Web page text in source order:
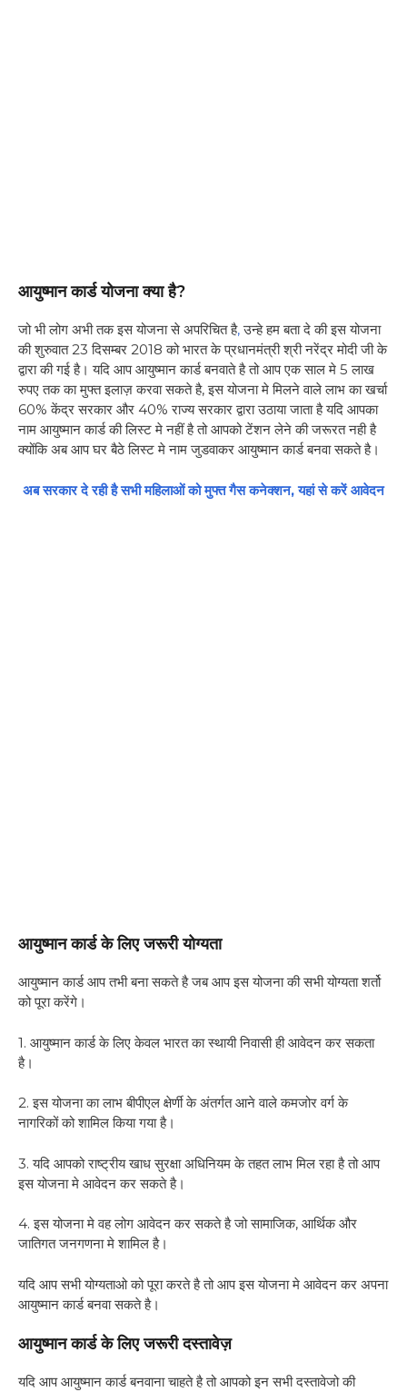
आयुष्मान कार्ड योजना क्या है?
जो भी लोग अभी तक इस योजना से अपरिचित है,उन्हे हम बता दे की इस योजना
की शुरुवात 23 दिसम्बर 2018 को भारत के प्रधानमंत्री श्री नरेंद्र मोदी जी के
द्वारा की गई है। यदि आप आयुष्मान कार्ड बनवाते है तो आप एक साल मे 5 लाख
रुपए तक का मुफ्त इलाज़ करवा सकते है, इस योजना मे मिलने वाले लाभ का खर्चा
60% केंद्र सरकार और 40% राज्य सरकार द्वारा उठाया जाता है यदि आपका
नाम आयुष्मान कार्ड की लिस्ट मे नहीं है तो आपको टेंशन लेने की जरूरत नही है
क्योंकि अब आप घर बैठे लिस्ट मे नाम जुडवाकर आयुष्मान कार्ड बनवा सकते है।
अब सरकार दे रही है सभी महिलाओं को मुफ्त गैस कनेक्शन, यहां से करें आवेदन
आयुष्मान कार्ड के लिए जरूरी योग्यता
आयुष्मान कार्ड आप तभी बना सकते है जब आप इस योजना की सभी योग्यता शर्तो
को पूरा करेंगे।
1. आयुष्मान कार्ड के लिए केवल भारत का स्थायी निवासी ही आवेदन कर सकता
है।
2. इस योजना का लाभ बीपीएल क्षेर्णी के अंतर्गत आने वाले कमजोर वर्ग के
नागरिकों को शामिल किया गया है।
3. यदि आपको राष्ट्रीय खाध सुरक्षा अधिनियम के तहत लाभ मिल रहा है तो आप
इस योजना मे आवेदन कर सकते है।
4. इस योजना मे वह लोग आवेदन कर सकते है जो सामाजिक, आर्थिक और
जातिगत जनगणना मे शामिल है।
यदि आप सभी योग्यताओ को पूरा करते है तो आप इस योजना मे आवेदन कर अपना
आयुष्मान कार्ड बनवा सकते है।
आयुष्मान कार्ड के लिए जरूरी दस्तावेज़
यदि आप आयुष्मान कार्ड बनवाना चाहते है तो आपको इन सभी दस्तावेजो की